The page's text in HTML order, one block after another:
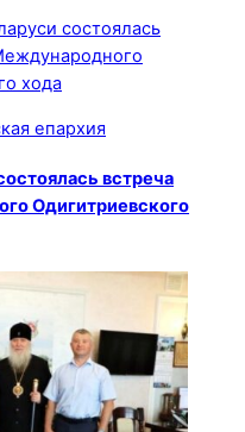
епархия
встреча
Одигитриевского